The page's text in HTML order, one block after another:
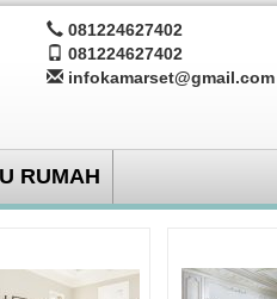
081224627402
081224627402
infokamarset@gmail.com
RUMAH